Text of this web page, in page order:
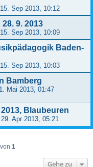
Sep 2013, 10:12
9. 2013
Sep 2013, 10:09
Baden-
Sep 2013, 10:03
Bamberg
Mai 2013, 01:47
Blaubeuren
29. Apr 2013, 05:21
1
Gehe zu